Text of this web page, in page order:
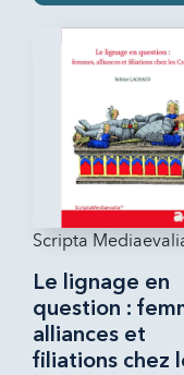
Scripta
Le lignage en
question :
alliances et
filiations chez